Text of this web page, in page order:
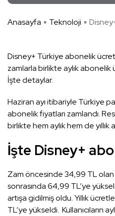
Anasayfa Teknoloji
Disney+ Türkiye abonelik
zamlarla birlikte aylık
İşte detaylar.
Haziran ayı itibariyle Türkiye
abonelik fiyatları zamlandı.
birlikte hem aylık hem de
İşte Disney+
Zam öncesinde 34,99 TL olan
sonrasında 64,99 TL’ye
artışa gidilmiş oldu. Yıllık
TL’ye yükseldi. Kullanıcıların